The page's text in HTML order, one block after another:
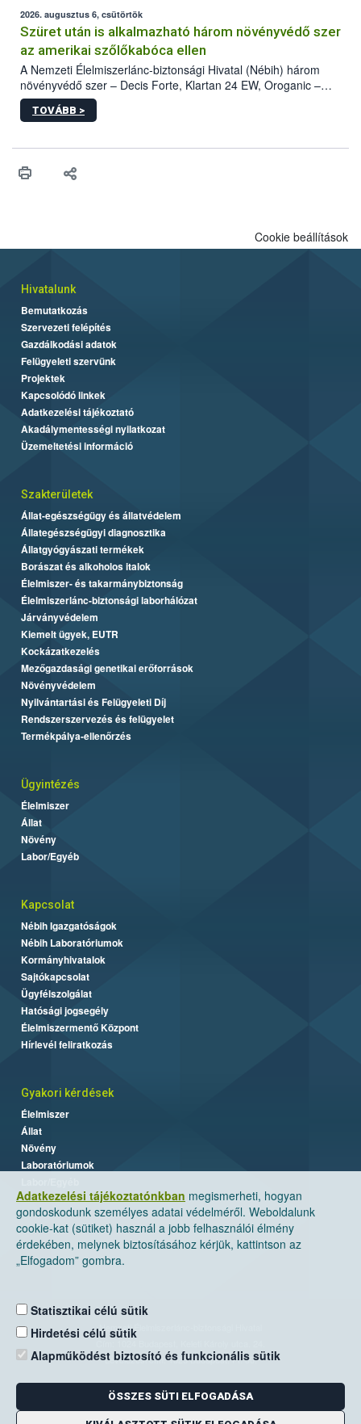
az intenzív felderítést, emellett az intézkedéseket a szlovák
hatósággal is összehangolják a terjedés megállítása érdekében.
2026. augusztus 6, csütörtök
Szüret után is alkalmazható három növényvédő szer
az amerikai szőlőkabóca ellen
A Nemzeti Élelmiszerlánc-biztonsági Hivatal (Nébih) három
növényvédő szer – Decis Forte, Klartan 24 EW, Oroganic –
engedélyokiratát módosította, így azok a szüretet követően,
egészen a vesszőérettség (BBCH 91) stádiumáig
érésű szőlőkben is legyen lehetőség a károsító elleni további
felhasználók számára is elérhető és ökológiai termesztésben is
TOVÁBB >
Adatkezelési tájékoztatónkban megismerheti, hogyan
gondoskodunk személyes adatai védelméről. Weboldalunk
cookie-kat (sütiket) használ a jobb felhasználói élmény
érdekében, melynek biztosításához kérjük, kattintson az
„Elfogadom” gombra.
Statisztikai célú sütik
Hirdetési célú sütik
Alapműködést biztosító és funkcionális sütik
ÖSSZES SÜTI ELFOGADÁSA
Cookie beállítások
Hivatalunk
Bemutatkozás
Szervezeti felépítés
Gazdálkodási adatok
Felügyeleti szervünk
Projektek
Kapcsolódó linkek
Adatkezelési tájékoztató
Akadálymentességi nyilatkozat
Üzemeltetési információ
Szakterületek
Állat-egészségügy és állatvédelem
Állategészségügyi diagnosztika
Állatgyógyászati termékek
Borászat és alkoholos italok
Élelmiszer- és takarmánybiztonság
Élelmiszerlánc-biztonsági laborhálózat
Járványvédelem
Kiemelt ügyek, EUTR
Kockázatkezelés
Mezőgazdasági genetikai erőforrások
Növényvédelem
Nyilvántartási és Felügyeleti Díj
Rendszerszervezés és felügyelet
Termékpálya-ellenőrzés
Ügyintézés
Élelmiszer
Állat
Növény
Labor/Egyéb
Kapcsolat
Nébih Igazgatóságok
Nébih Laboratóriumok
Kormányhivatalok
Sajtókapcsolat
Ügyfélszolgálat
Hatósági jogsegély
Élelmiszermentő Központ
Hírlevél feliratkozás
Gyakori kérdések
Élelmiszer
Állat
Növény
Laboratóriumok
Nemzeti Élelmiszerlánc-biztonsági Hivatal
Levelezési cím: 1525 Budapest. Pf. 30.
E-mail:ugyfelszolgalat@nebih.gov.hu
Zöld szám: 06-80/263-244